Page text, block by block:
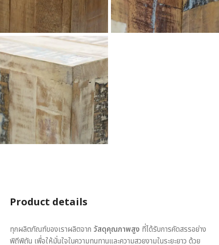
Product details
ทุกผลิตภัณฑ์ของเราผลิตจาก วัสดุคุณภาพสูง ที่ได้รับการคัดสรรอย่าง
พิถีพิถัน เพื่อให้มั่นใจในความทนทานและความสวยงามในระยะยาว ด้วย